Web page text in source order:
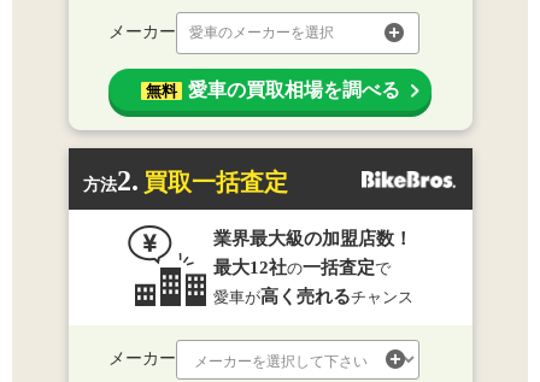
メーカー 愛車のメーカーを選択
無料 愛車の買取相場を調べる
方法2. 買取一括査定
業界最大級の加盟店数！
最大12社の一括査定で
愛車が高く売れるチャンス
メーカー